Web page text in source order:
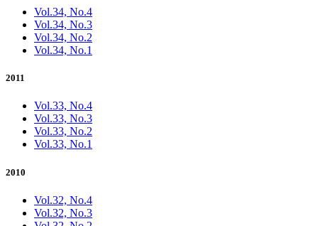
Vol.34, No.4
Vol.34, No.3
Vol.34, No.2
Vol.34, No.1
2011
Vol.33, No.4
Vol.33, No.3
Vol.33, No.2
Vol.33, No.1
2010
Vol.32, No.4
Vol.32, No.3